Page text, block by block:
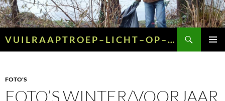
Ga
naar
de
inhoud
V U I L R A A P T R O E P – L I C H T – O P – G R O E N – E N – G E E L
FOTO'S
FOTO’S WINTER/VOORJAAR